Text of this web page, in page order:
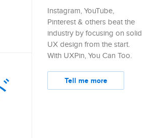
Instagram, YouTube,
Pinterest & others beat the
industry by focusing on solid
UX design from the start.
With UXPin, You Can Too.
Tell me more